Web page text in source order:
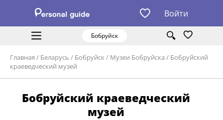
Войти
Бобруйск
Главная / Беларусь / Бобруйск / Музеи Бобруйска / Бобруйский
краеведческий музей
Бобруйский краеведческий
музей